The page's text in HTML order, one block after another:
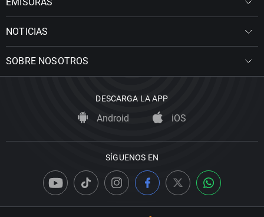
NOTICIAS
SOBRE NOSOTROS
DESCARGA LA APP
Android iOS
SÍGUENOS EN